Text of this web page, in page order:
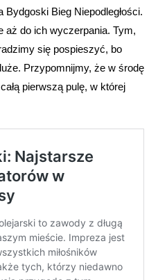
Bieg Niepodległości.
aż do ich wyczerpania. Tym,
się pospieszyć, bo
Przypomnijmy, że w środę
pierwszą pulę, w której